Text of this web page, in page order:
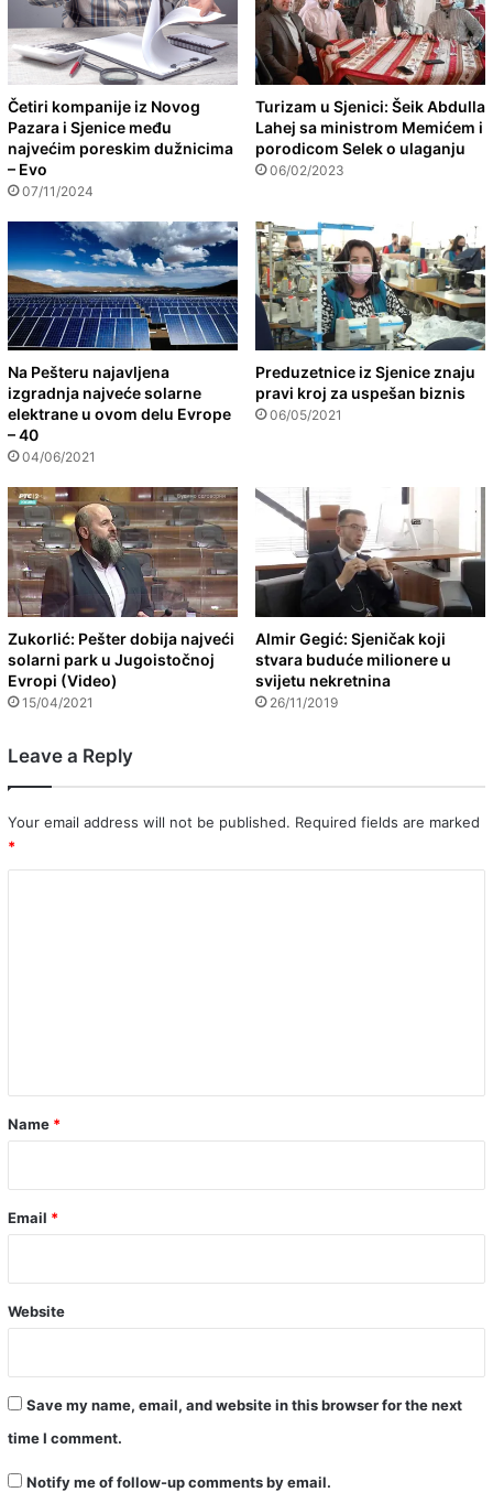
Četiri kompanije iz Novog
Pazara i Sjenice među
najvećim poreskim dužnicima
– Evo
07/11/2024
Turizam u Sjenici: Šeik Abdulla
Lahej sa ministrom Memićem i
porodicom Selek o ulaganju
06/02/2023
Na Pešteru najavljena
izgradnja najveće solarne
elektrane u ovom delu Evrope
– 40
04/06/2021
Preduzetnice iz Sjenice znaju
pravi kroj za uspešan biznis
06/05/2021
Zukorlić: Pešter dobija najveći
solarni park u Jugoistočnoj
Evropi (Video)
15/04/2021
Almir Gegić: Sjeničak koji
stvara buduće milionere u
svijetu nekretnina
26/11/2019
Leave a Reply
Your email address will not be published. Required fields are marked
*
*
Name *
Email *
Website
Save my name, email, and website in this browser for the next
time I comment.
Notify me of follow-up comments by email.